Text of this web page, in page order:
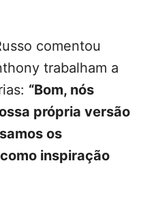
comentou
trabalham a
“Bom, nós
própria versão
os
inspiração